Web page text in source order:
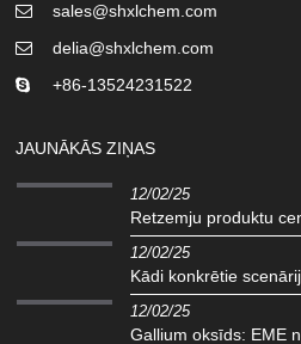
sales@shxlchem.com
delia@shxlchem.com
+86-13524231522
JAUNĀKĀS ZIŅAS
12/02/25
Retzemju produktu
12/02/25
Kādi konkrētie
12/02/25
Gallium oksīds: EME